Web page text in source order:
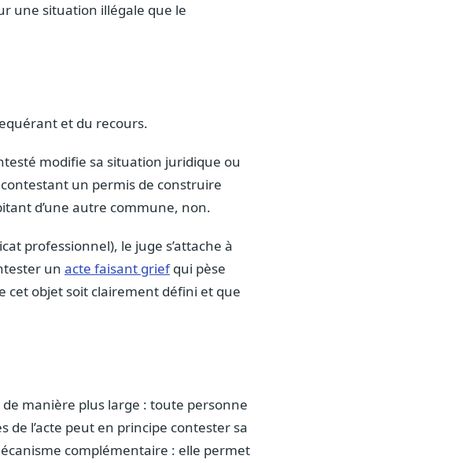
une situation illégale que le
et du recours.
modifie sa situation juridique ou
un permis de construire
d’une autre commune, non.
professionnel), le juge s’attache à
un acte faisant griefqui pèse
cet objet soit clairement défini et que
manière plus large : toute personne
de l’acte peut en principe contester sa
complémentaire : elle permet